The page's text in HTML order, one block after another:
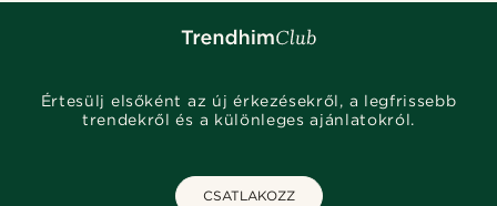
Értesülj elsőként az új érkezésekről, a legfrissebb
trendekről és a különleges ajánlatokról.
CSATLAKOZZ